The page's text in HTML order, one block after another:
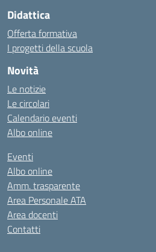
Didattica
Offerta formativa
I progetti della scuola
Novità
Le notizie
Le circolari
Calendario eventi
Albo online
Eventi
Albo online
Amm. trasparente
Area Personale ATA
Area docenti
Contatti